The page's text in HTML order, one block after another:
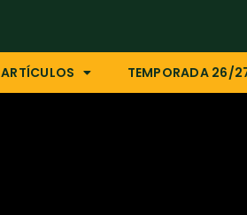
ARTÍCULOS TEMPORADA 26/